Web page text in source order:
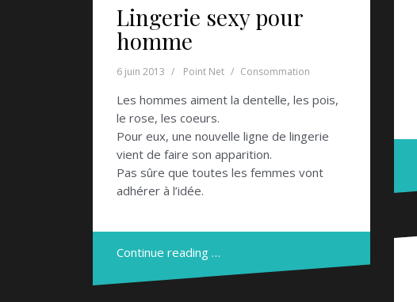
Lingerie sexy pour
homme
6 juin 2013 Point Net Consommation
Les hommes aiment la dentelle, les pois,
le rose, les coeurs.
Pour eux, une nouvelle ligne de lingerie
vient de faire son apparition.
Pas sûre que toutes les femmes vont
adhérer à l’idée.
Continue reading …